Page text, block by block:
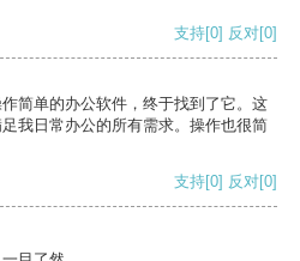
支持[0] 反对[0]
简单的办公软件，终于找到了它。这
我日常办公的所有需求。操作也很简
支持[0] 反对[0]